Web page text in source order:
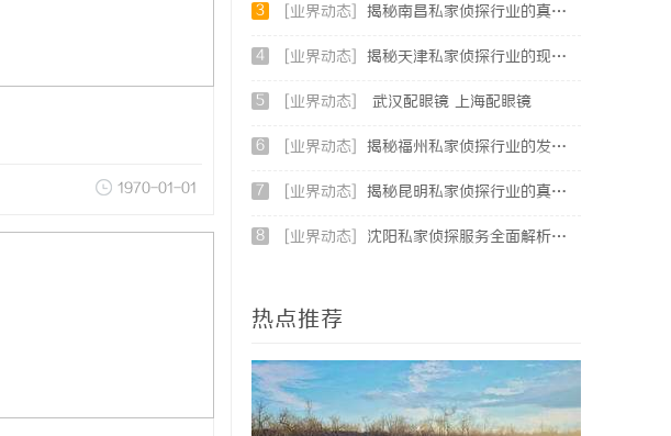
1970-01-01
3 [业界动态] 揭秘南昌私家侦探行业的真实面貌与服务价值详解
4 [业界动态] 揭秘天津私家侦探行业的现状与发展趋势
5 [业界动态] 武汉配眼镜 上海配眼镜
6 [业界动态] 揭秘福州私家侦探行业的发展与应用现状
7 [业界动态] 揭秘昆明私家侦探行业的真实面貌与服务价值
8 [业界动态] 沈阳私家侦探服务全面解析：破解疑云，守护真相的专家助力
热点推荐